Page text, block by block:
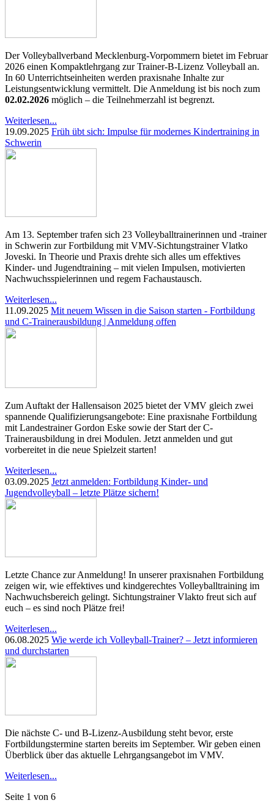
Der Volleyballverband Mecklenburg-Vorpommern bietet im Februar
2026 einen Kompaktlehrgang zur Trainer-B-Lizenz Volleyball an.
In 60 Unterrichtseinheiten werden praxisnahe Inhalte zur
Leistungsentwicklung vermittelt. Die Anmeldung ist bis noch zum
02.02.2026 möglich – die Teilnehmerzahl ist begrenzt.
Weiterlesen...
19.09.2025 Früh übt sich: Impulse für modernes Kindertraining in
Schwerin
Am 13. September trafen sich 23 Volleyballtrainerinnen und -trainer
in Schwerin zur Fortbildung mit VMV-Sichtungstrainer Vlatko
Joveski. In Theorie und Praxis drehte sich alles um effektives
Kinder- und Jugendtraining – mit vielen Impulsen, motivierten
Nachwuchsspielerinnen und regem Fachaustausch.
Weiterlesen...
11.09.2025 Mit neuem Wissen in die Saison starten - Fortbildung
und C-Trainerausbildung | Anmeldung offen
Zum Auftakt der Hallensaison 2025 bietet der VMV gleich zwei
spannende Qualifizierungsangebote: Eine praxisnahe Fortbildung
mit Landestrainer Gordon Eske sowie der Start der C-
Trainerausbildung in drei Modulen. Jetzt anmelden und gut
vorbereitet in die neue Spielzeit starten!
Weiterlesen...
03.09.2025 Jetzt anmelden: Fortbildung Kinder- und
Jugendvolleyball – letzte Plätze sichern!
Letzte Chance zur Anmeldung! In unserer praxisnahen Fortbildung
zeigen wir, wie effektives und kindgerechtes Volleyballtraining im
Nachwuchsbereich gelingt. Sichtungstrainer Vlakto freut sich auf
euch – es sind noch Plätze frei!
Weiterlesen...
06.08.2025 Wie werde ich Volleyball-Trainer? – Jetzt informieren
und durchstarten
Die nächste C- und B-Lizenz-Ausbildung steht bevor, erste
Fortbildungstermine starten bereits im September. Wir geben einen
Überblick über das aktuelle Lehrgangsangebot im VMV.
Weiterlesen...
Seite 1 von 6